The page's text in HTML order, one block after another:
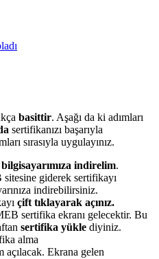
basittir. Aşağı da ki adımları
sertifikanızı başarıyla
sırasıyla uygulayınız.
bilgisayarımıza indirelim.
giderek sertifikayı
indirebilirsiniz.
çift tıklayarak açınız.
sertifika ekranı gelecektir. Bu
sertifika yükle diyiniz.
alma
açılacak. Ekrana gelen